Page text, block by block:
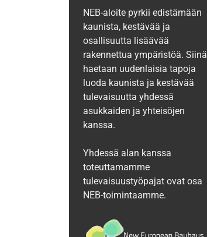
NEB-aloite pyrkii edistämään
kaunista, kestävää ja
osallisuutta lisäävää
rakennettua ympäristöä. Siinä
haetaan uudenlaisia tapoja
luoda kaunista ja kestävää
tulevaisuutta yhdessä
asukkaiden ja yhteisöjen
kanssa.
Yhdessä alan kanssa
toteuttamamme
tulevaisuustyöpajat ovat osa
NEB-toimintaamme.